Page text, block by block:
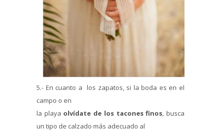
5.- En cuanto a los zapatos, si la boda es en el
campo o en
la playa olvídate de los tacones finos, busca
un tipo de calzado más adecuado al